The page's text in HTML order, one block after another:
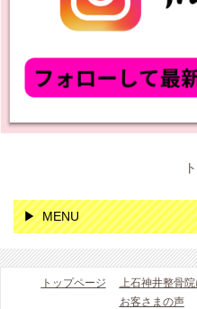
MENU
トップページ 上石神井整骨
お客さまの声